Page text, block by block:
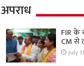
अपराध
FIR के
CM से
July